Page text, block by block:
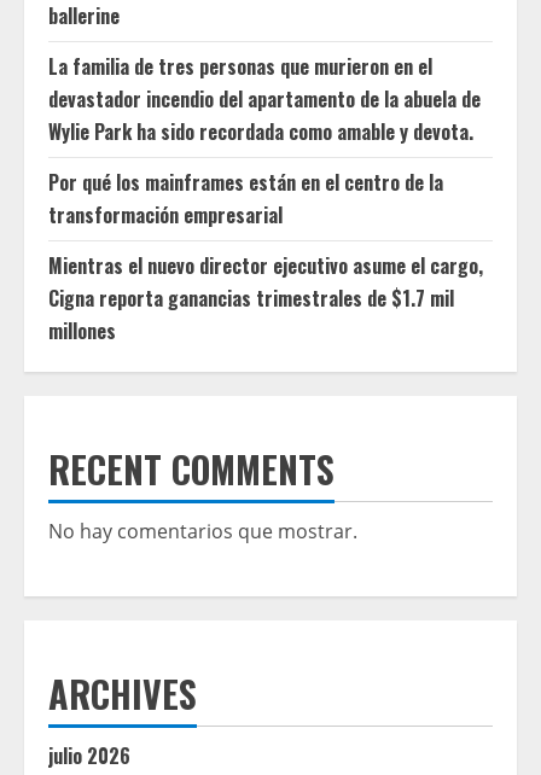
ballerine
La familia de tres personas que murieron en el
devastador incendio del apartamento de la abuela de
Wylie Park ha sido recordada como amable y devota.
Por qué los mainframes están en el centro de la
transformación empresarial
Mientras el nuevo director ejecutivo asume el cargo,
Cigna reporta ganancias trimestrales de $1.7 mil
millones
RECENT COMMENTS
No hay comentarios que mostrar.
ARCHIVES
julio 2026